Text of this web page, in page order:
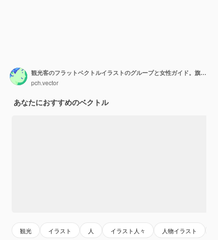
観光客のフラットベクトルイラストのグループと女性ガイド。旗を持っているツアーガイドと一緒に遠足をしている幸せな女の子と男。写真を撮る、観光を探している男性と女性。観光、旅行のコンセプト
pch.vector
あなたにおすすめのベクトル
観光 イラスト 人 イラスト人々 人物イラスト